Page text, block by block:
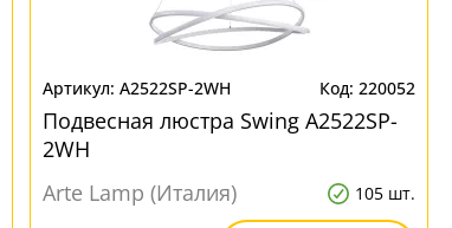
A2522SP-2WH 220052
Подвесная люстра Swing A2522SP-
2WH
Arte Lamp (Италия)
105 шт.